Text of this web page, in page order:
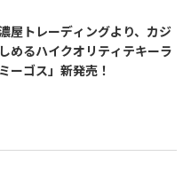
在日メキシコ大使館 SNS
屋トレーディングより、カジ
めるハイクオリティテキーラ
ーゴス」新発売！